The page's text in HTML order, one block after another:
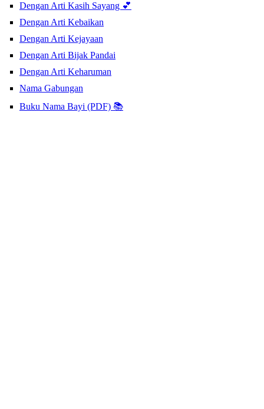
Dengan Arti Kasih Sayang 💕
Dengan Arti Kebaikan
Dengan Arti Kejayaan
Dengan Arti Bijak Pandai
Dengan Arti Keharuman
Nama Gabungan
Buku Nama Bayi (PDF) 📚